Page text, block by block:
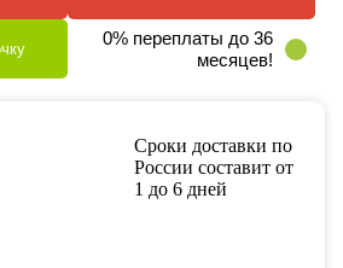
0% переплаты до 36
месяцев!
Сроки доставки по
России составит от
1 до 6 дней